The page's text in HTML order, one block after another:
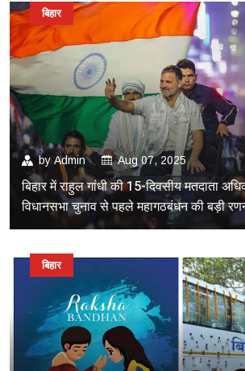
byAdmin Aug 07, 2025
बिहार में राहुल गांधी की 15-दिवसीय मतदाता
विधानसभा चुनाव से पहले महागठबंधन की बड़ी
बिहार
बिहार